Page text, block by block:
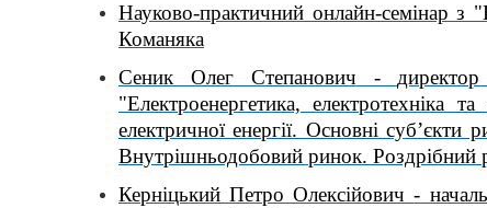
Науково-практичний онлайн-семінар
Команяка
Сеник Олег Степанович -
"Електроенергетика, електротехніка
електричної енергії. Основні
Внутрішньодобовий ринок. Роздрібний
Керніцький Петро Олексійович-